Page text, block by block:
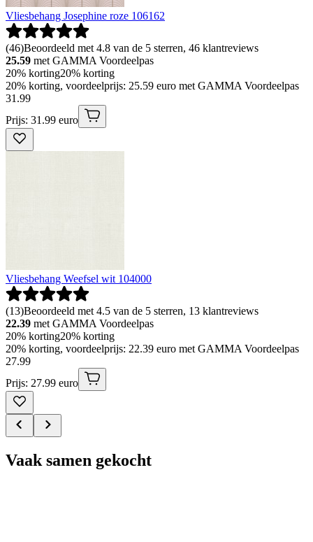
Vliesbehang Josephine roze 106162
(46)Beoordeeld met 4.8 van de 5 sterren, 46 klantreviews
25.59 met GAMMA Voordeelpas
20% korting20% korting
20% korting, voordeelprijs: 25.59 euro met GAMMA Voordeelpas
31 .99
Prijs: 31.99 euro
Vliesbehang Weefsel wit 104000
(13)Beoordeeld met 4.5 van de 5 sterren, 13 klantreviews
22.39 met GAMMA Voordeelpas
20% korting20% korting
20% korting, voordeelprijs: 22.39 euro met GAMMA Voordeelpas
27.99
Prijs: 27.99 euro
Vaak samen gekocht